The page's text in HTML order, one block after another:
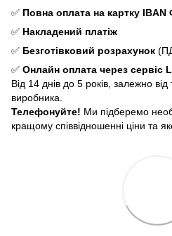
✅ Повна оплата на картку
✅ Накладений платіж
✅ Безготівковий розрахунок
✅ Онлайн оплата через сервіс
Від 14 днів до 5 років, залежно від
виробника.
Телефонуйте! Ми підберемо
кращому співвідношенні ціни та